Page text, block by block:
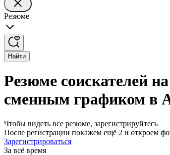
Резюме
Найти
Резюме соискателей
сменным графиком в
Чтобы видеть все резюме, зарегистрируйтесь
После регистрации покажем ещё 2 и откроем
Зарегистрироваться
За всё время